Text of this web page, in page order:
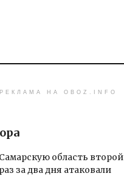
НА OBOZ.INFO
Самарскую область второй
раз за два дня атаковали